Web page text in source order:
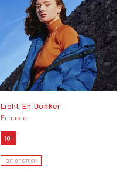
Licht En Donker
Froukje
10"
OUT OF STOCK